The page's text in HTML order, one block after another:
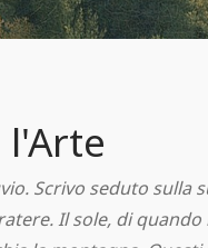
l'Arte
Scrivo seduto sulla
Il sole, di